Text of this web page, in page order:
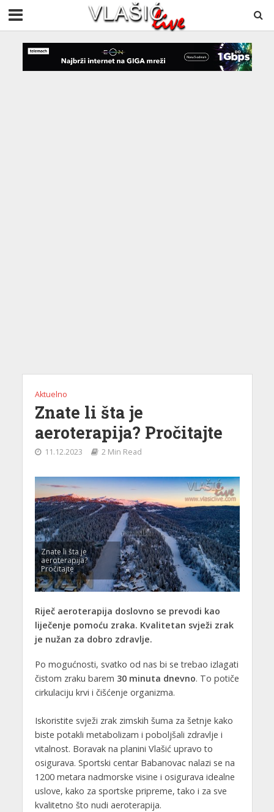
Aktuelno
Znate li šta je
aeroterapija? Pročitajte
11.12.2023 2 Min Read
Znate li šta je
aeroterapija?
Pročitajte
Riječ aeroterapija doslovno se prevodi kao
liječenje pomoću zraka. Kvalitetan svježi zrak
je nužan za dobro zdravlje.
Po mogućnosti, svatko od nas bi se trebao izlagati
čistom zraku barem 30 minuta dnevno. To potiče
cirkulaciju krvi i čišćenje organizma.
Iskoristite svježi zrak zimskih šuma za šetnje kako
biste potakli metabolizam i poboljšali zdravlje i
vitalnost. Boravak na planini Vlašić upravo to
osigurava. Sportski centar Babanovac nalazi se na
1200 metara nadmorske visine i osigurava idealne
uslove, kako za sportske pripreme, tako i za sve
kvalitetno što nudi aeroterapija.